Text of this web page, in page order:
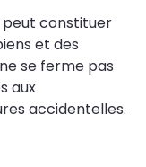
constituer
et des
se ferme pas
aux
accidentelles.